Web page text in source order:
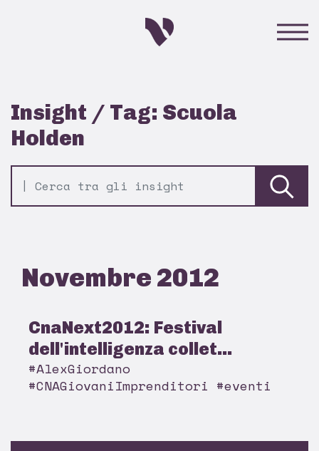
Insight / Tag: Scuola
Holden
Novembre 2012
CnaNext2012: Festival
dell'intelligenza collet...
#AlexGiordano
#CNAGiovaniImprenditori #eventi